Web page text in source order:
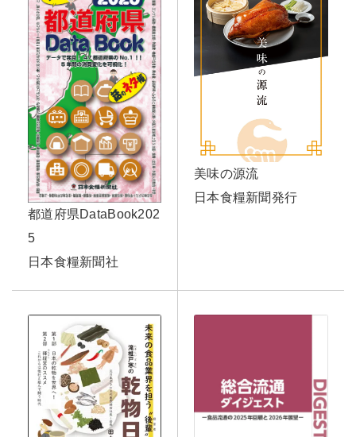
都道府県DataBook202
5
日本食糧新聞社
美味の源流
日本食糧新聞発行